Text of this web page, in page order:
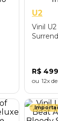
U2
Vinil
R$ 499
12